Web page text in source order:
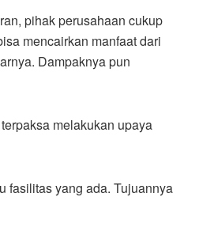
pihak perusahaan cukup
mencairkan manfaat dari
Dampaknya pun
melakukan upaya
fasilitas yang ada. Tujuannya